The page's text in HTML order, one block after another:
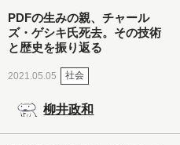
PDFの生みの親、チャール
ズ・ゲシキ氏死去。その技術
と歴史を振り返る
2021.05.05 社会
柳井政和